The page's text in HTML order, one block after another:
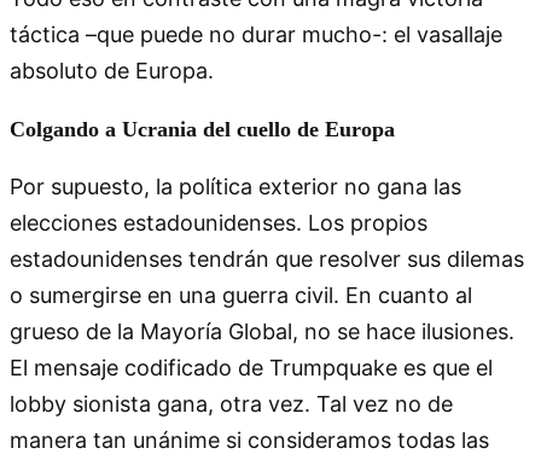
táctica –que puede no durar mucho-: el vasallaje
absoluto de Europa.
Colgando a Ucrania del cuello de Europa
Por supuesto, la política exterior no gana las
elecciones estadounidenses. Los propios
estadounidenses tendrán que resolver sus dilemas
o sumergirse en una guerra civil. En cuanto al
grueso de la Mayoría Global, no se hace ilusiones.
El mensaje codificado de Trumpquake es que el
lobby sionista gana, otra vez. Tal vez no de
manera tan unánime si consideramos todas las